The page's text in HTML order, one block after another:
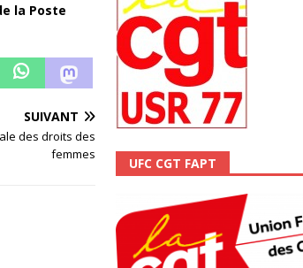
Postale
la Poste
SUIVANT
des droits des
femmes
UFC CGT FAPT